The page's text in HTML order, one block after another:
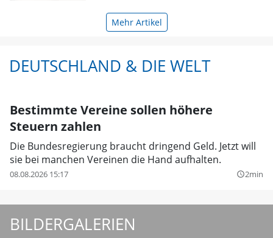
Mehr Artikel
DEUTSCHLAND & DIE WELT
Bestimmte Vereine sollen höhere
Steuern zahlen
Die Bundesregierung braucht dringend Geld. Jetzt will
sie bei manchen Vereinen die Hand aufhalten.
08.08.2026 15:17 query_builder2min
BILDERGALERIEN